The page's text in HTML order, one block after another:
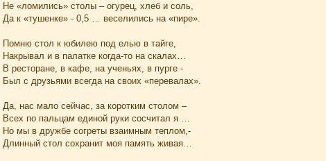
Не «ломились» столы – огурец, хлеб и соль,
Да к «тушенке» - 0,5 … веселились на «пире».
Помню стол к юбилею под елью в тайге,
Накрывал и в палатке когда-то на скалах…
В ресторане, в кафе, на ученьях, в пурге -
Был с друзьями всегда на своих «перевалах».
Да, нас мало сейчас, за коротким столом –
Всех по пальцам единой руки сосчитал я …
Но мы в дружбе согреты взаимным теплом,-
Длинный стол сохранит моя память живая…